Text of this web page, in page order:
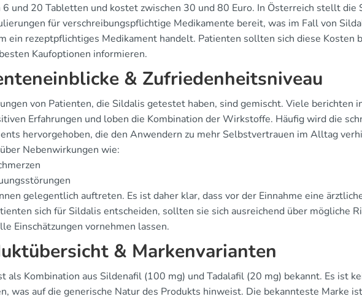
6 und 20 Tabletten und kostet zwischen 30 und 80 Euro. In Österreich stellt die
für verschreibungspflichtige Medikamente bereit, was im Fall von
ein rezeptpflichtiges Medikament handelt. Patienten sollten sich diese Kosten
Kaufoptionen informieren.
& Zufriedenheitsniveau
von Patienten, die Sildalis getestet haben, sind gemischt. Viele berichten
Erfahrungen und loben die Kombination der Wirkstoffe. Häufig wird die
hervorgehoben, die den Anwendern zu mehr Selbstvertrauen im Alltag
Nebenwirkungen wie:
gelegentlich auftreten. Es ist daher klar, dass vor der Einnahme eine
sich für Sildalis entscheiden, sollten sie sich ausreichend über mögliche
Einschätzungen vornehmen lassen.
& Markenvarianten
als Kombination aus Sildenafil (100 mg) und Tadalafil (20 mg) bekannt. Es ist
was auf die generische Natur des Produkts hinweist. Die bekannteste Marke